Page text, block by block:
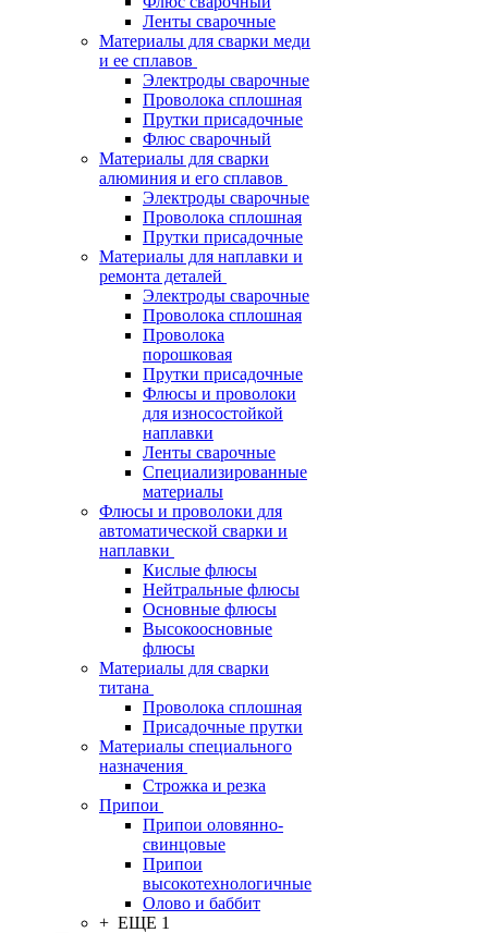
Ленты сварочные
Материалы для сварки меди
и ее сплавов
Электроды сварочные
Проволока сплошная
Прутки присадочные
Флюс сварочный
Материалы для сварки
алюминия и его сплавов
Электроды сварочные
Проволока сплошная
Прутки присадочные
Материалы для наплавки и
ремонта деталей
Электроды сварочные
Проволока сплошная
Проволока
порошковая
Прутки присадочные
Флюсы и проволоки
для износостойкой
наплавки
Ленты сварочные
Специализированные
материалы
Флюсы и проволоки для
автоматической сварки и
наплавки
Кислые флюсы
Нейтральные флюсы
Основные флюсы
Высокоосновные
флюсы
Материалы для сварки
титана
Проволока сплошная
Присадочные прутки
Материалы специального
назначения
Строжка и резка
Припои
Припои оловянно-
свинцовые
Припои
высокотехнологичные
Олово и баббит
+ ЕЩЕ 1